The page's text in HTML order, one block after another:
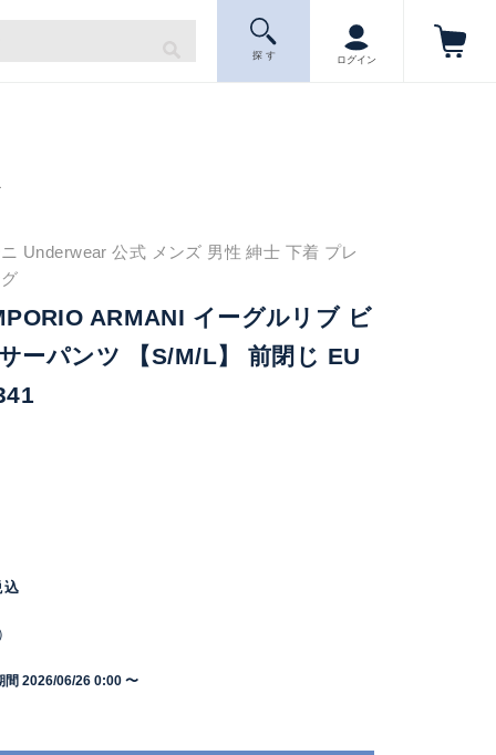
探 す ログイン
Underwear 公式 メンズ 男性 紳士 下着 プレ
ARMANI イーグルリブ ビ
ーパンツ 【S/M/L】 前閉じ EU
込
）
間 2026/06/26 0:00 〜